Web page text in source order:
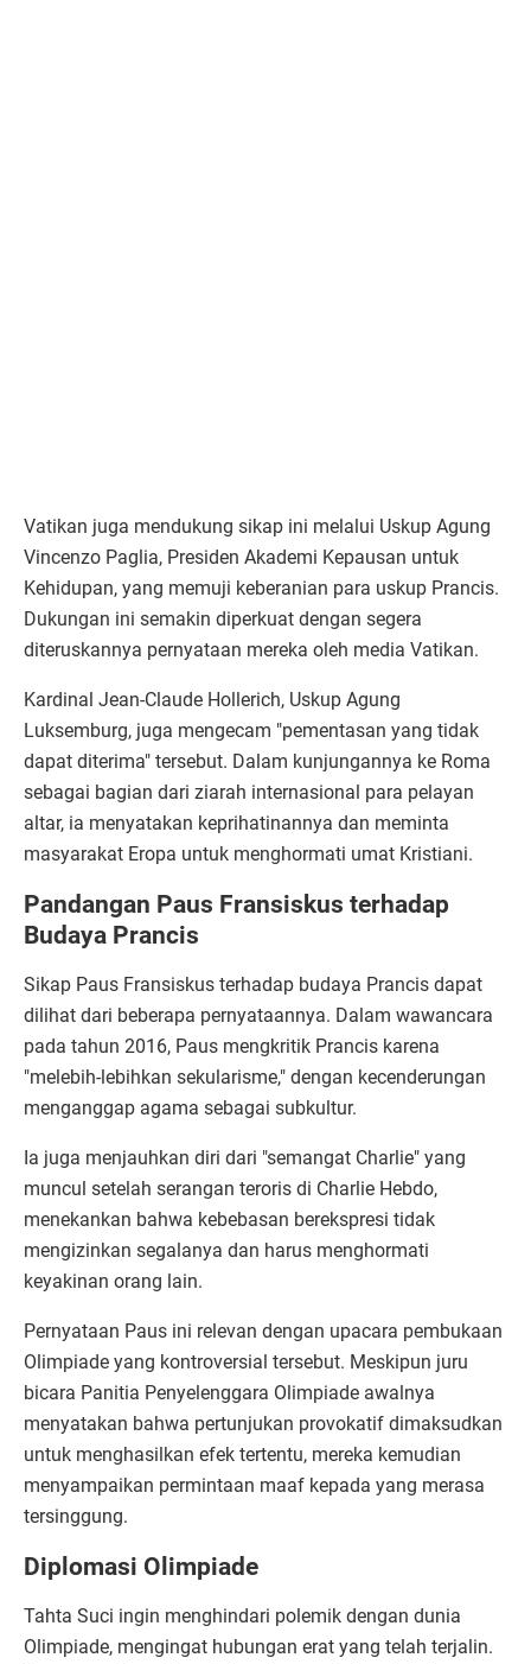
Vatikan juga mendukung sikap ini melalui Uskup Agung
Vincenzo Paglia, Presiden Akademi Kepausan untuk
Kehidupan, yang memuji keberanian para uskup Prancis.
Dukungan ini semakin diperkuat dengan segera
diteruskannya pernyataan mereka oleh media Vatikan.
Kardinal Jean-Claude Hollerich, Uskup Agung
Luksemburg, juga mengecam "pementasan yang tidak
dapat diterima" tersebut. Dalam kunjungannya ke Roma
sebagai bagian dari ziarah internasional para pelayan
altar, ia menyatakan keprihatinannya dan meminta
masyarakat Eropa untuk menghormati umat Kristiani.
Pandangan Paus Fransiskus terhadap
Budaya Prancis
Sikap Paus Fransiskus terhadap budaya Prancis dapat
dilihat dari beberapa pernyataannya. Dalam wawancara
pada tahun 2016, Paus mengkritik Prancis karena
"melebih-lebihkan sekularisme," dengan kecenderungan
menganggap agama sebagai subkultur.
Ia juga menjauhkan diri dari "semangat Charlie" yang
muncul setelah serangan teroris di Charlie Hebdo,
menekankan bahwa kebebasan berekspresi tidak
mengizinkan segalanya dan harus menghormati
keyakinan orang lain.
Pernyataan Paus ini relevan dengan upacara pembukaan
Olimpiade yang kontroversial tersebut. Meskipun juru
bicara Panitia Penyelenggara Olimpiade awalnya
menyatakan bahwa pertunjukan provokatif dimaksudkan
untuk menghasilkan efek tertentu, mereka kemudian
menyampaikan permintaan maaf kepada yang merasa
tersinggung.
Diplomasi Olimpiade
Tahta Suci ingin menghindari polemik dengan dunia
Olimpiade, mengingat hubungan erat yang telah terjalin.